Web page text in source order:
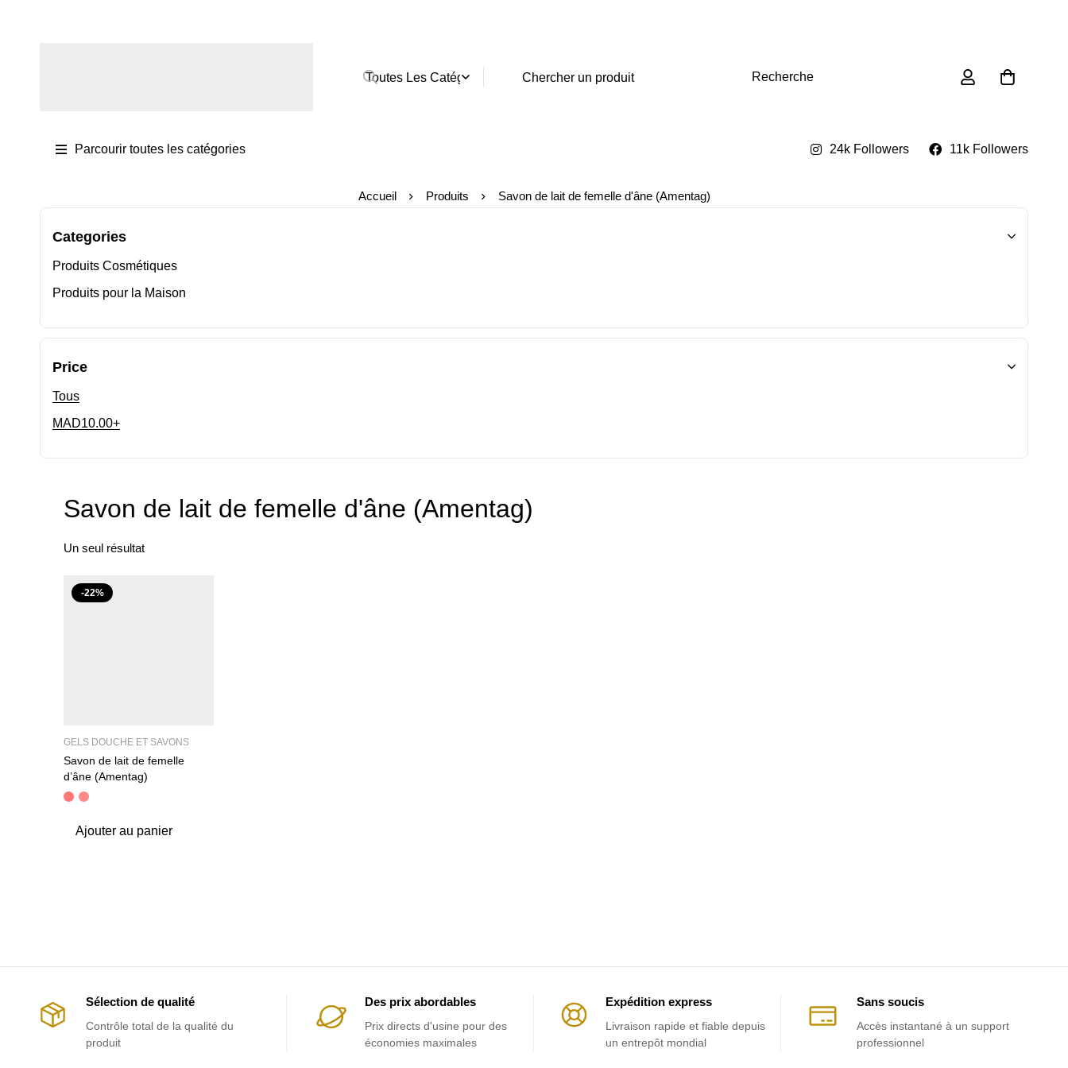
Recherche
Parcourir toutes les catégories 24k Followers 11k Followers
Accueil Produits Savon de lait de femelle d'âne (Amentag)
Categories
Produits Cosmétiques
Produits pour la Maison
Price
Tous
MAD10.00+
Savon de lait de femelle d'âne (Amentag)
Un seul résultat
-22%
GELS DOUCHE ET SAVONS
Savon de lait de femelle
d’âne (Amentag)
Ajouter au panier
Sélection de qualité
Contrôle total de la qualité du
produit
Des prix abordables
Prix ​​directs d'usine pour des
économies maximales
Expédition express
Livraison rapide et fiable depuis
un entrepôt mondial
Sans soucis
Accès instantané à un support
professionnel